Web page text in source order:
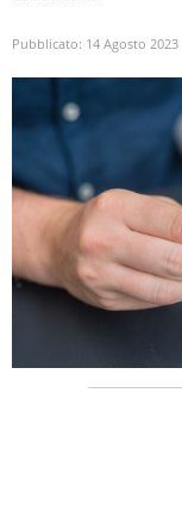
Pubblicato: 14 Agosto 2023